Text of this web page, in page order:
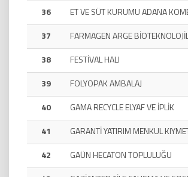
36
ET VE SÜT KURUMU ADANA
37
FARMAGEN ARGE
38
FESTİVAL HALI
39
FOLYOPAK AMBALAJ
40
GAMA RECYCLE ELYAF VE İPLİK
41
GARANTİ YATIRIM MENKUL
42
GAÜN HECATON TOPLULUĞU